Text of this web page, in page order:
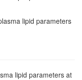
lipid parameters
lipid parameters at